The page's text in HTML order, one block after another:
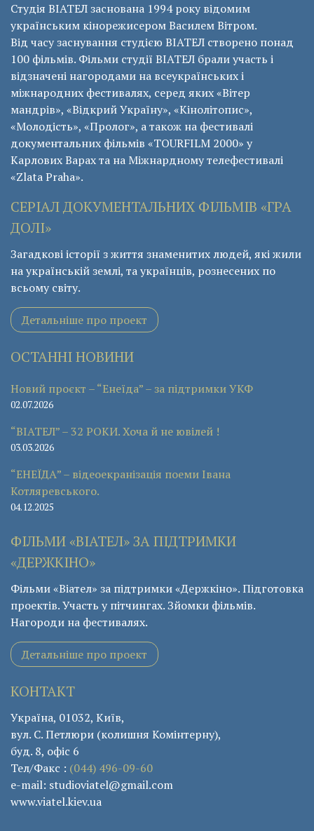
Студія ВІАТЕЛ заснована 1994 року відомим
українським кінорежисером Василем Вітром.
Від часу заснування студією ВІАТЕЛ створено понад
100 фільмів. Фільми студії ВІАТЕЛ брали участь і
відзначені нагородами на всеукраїнських і
міжнародних фестивалях, серед яких «Вітер
мандрів», «Відкрий Україну», «Кінолітопис»,
«Молодість», «Пролог», а також на фестивалі
документальних фільмів «ТОURFILM 2000» у
Карлових Варах та на Міжнардному телефестивалі
«Zlata Praha».
СЕРІАЛ ДОКУМЕНТАЛЬНИХ ФІЛЬМІВ «ГРА
ДОЛІ»
Загадкові історії з життя знаменитих людей, які жили
на українській землі, та українців, рознесених по
всьому світу.
Детальніше про проект
ОСТАННІ НОВИНИ
Новий проєкт – “Енеїда” – за підтримки УКФ
02.07.2026
“ВІАТЕЛ” – 32 РОКИ. Хоча й не ювілей !
03.03.2026
“ЕНЕЇДА” – відеоекранізація поеми Івана
Котляревського.
04.12.2025
ФІЛЬМИ «ВІАТЕЛ» ЗА ПІДТРИМКИ
«ДЕРЖКІНО»
Фільми «Віател» за підтримки «Держкіно». Підготовка
проектів. Участь у пітчингах. Зйомки фільмів.
Нагороди на фестивалях.
Детальніше про проект
КОНТАКТ
Україна, 01032, Київ,
вул. С. Петлюри (колишня Комінтерну),
буд. 8, офіс 6
Тел/Факс : (044) 496-09-60
e-mail: studioviatel@gmail.com
www.viatel.kiev.ua